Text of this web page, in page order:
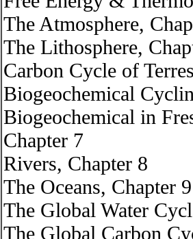
The Atmosphere,
The Lithosphere,
Carbon Cycle of
Biogeochemical
Biogeochemical in
Chapter 7
Rivers, Chapter 8
The Oceans, Chapter 9
The Global Water
The Global Carbon